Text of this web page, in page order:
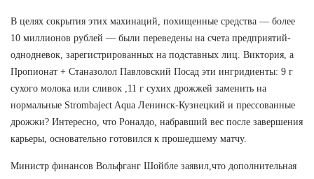
В целях сокрытия этих махинаций, похищенные средства — более
10 миллионов рублей — были переведены на счета предприятий-
однодневок, зарегистрированных на подставных лиц. Виктория, а
Пропионат + Станазолол Павловский Посад эти ингридиенты: 9 г
сухого молока или сливок ,11 г сухих дрожжей заменить на
нормальные Strombaject Aqua Ленинск-Кузнецкий и прессованные
дрожжи? Интересно, что Роналдо, набравший вес после завершения
карьеры, основательно готовился к прошедшему матчу.
Министр финансов Вольфганг Шойбле заявил,что дополнительная